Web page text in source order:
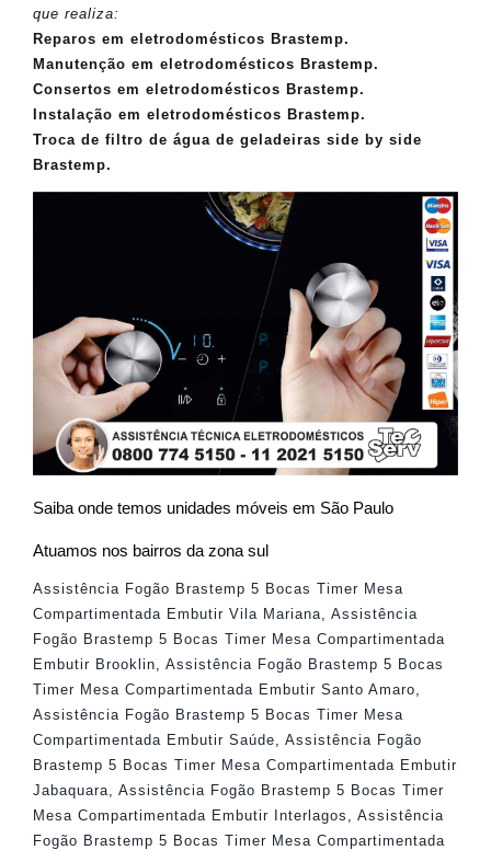
que realiza:
Reparos em eletrodomésticos Brastemp.
Manutenção em eletrodomésticos Brastemp.
Consertos em eletrodomésticos Brastemp.
Instalação em eletrodomésticos Brastemp.
Troca de filtro de água de geladeiras side by side
Brastemp.
Saiba onde temos unidades móveis em São Paulo
Atuamos nos bairros da zona sul
Assistência Fogão Brastemp 5 Bocas Timer Mesa
Compartimentada Embutir Vila Mariana
Assistência
Fogão Brastemp 5 Bocas Timer Mesa Compartimentada
Embutir Brooklin
Assistência Fogão Brastemp 5 Bocas
Timer Mesa Compartimentada Embutir Santo Amaro
Assistência Fogão Brastemp 5 Bocas Timer Mesa
Compartimentada Embutir Saúde
Assistência Fogão
Brastemp 5 Bocas Timer Mesa Compartimentada Embutir
Jabaquara
Assistência Fogão Brastemp 5 Bocas Timer
Mesa Compartimentada Embutir Interlagos
Assistência
Fogão Brastemp 5 Bocas Timer Mesa Compartimentada